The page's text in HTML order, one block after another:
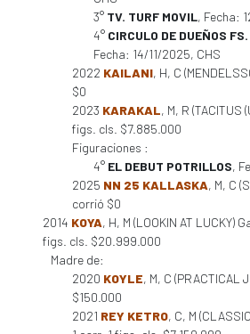
3° TV. TURF MOVIL, Fecha:
4° CIRCULO DE DUEÑOS
Fecha: 14/11/2025, CHS
2022 KAILANI, H, C
$0
2023 KARAKAL, M, R (TACITUS
figs. cls. $7.885.000
Figuraciones :
4° EL DEBUT POTRILLOS,
2025 NN 25 KALLASKA, M, C
corrió $0
2014 KOYA, H, M (LOOKIN AT LUCKY)
figs. cls. $20.999.000
Madre de:
2020 KOYLE, M, C (PRACTICAL
$150.000
2021 REY KETRO, C, M